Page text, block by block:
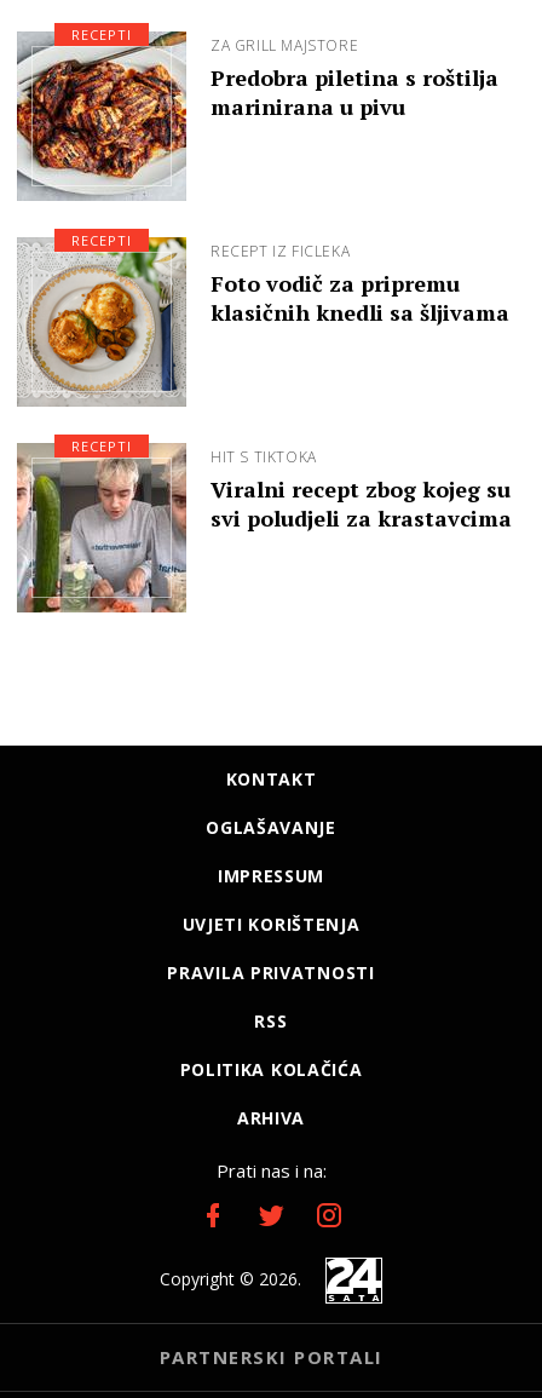
ZA GRILL MAJSTORE
Predobra piletina s roštilja
marinirana u pivu
RECEPTI
RECEPT IZ FICLEKA
Foto vodič za pripremu
klasičnih knedli sa šljivama
RECEPTI
HIT S TIKTOKA
Viralni recept zbog kojeg su
svi poludjeli za krastavcima
RECEPTI
KONTAKT
OGLAŠAVANJE
IMPRESSUM
UVJETI KORIŠTENJA
PRAVILA PRIVATNOSTI
RSS
POLITIKA KOLAČIĆA
ARHIVA
Prati nas i na:
Copyright © 2026.
PARTNERSKI PORTALI